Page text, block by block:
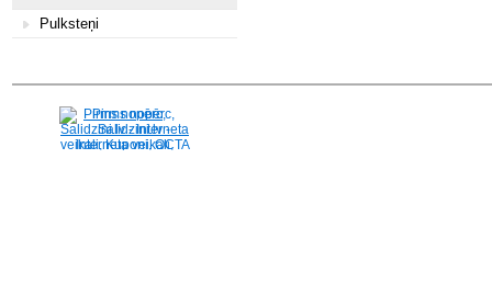
Pulksteņi
Pirms nopērc,
Salidzini.lv - Interneta
veikali, Kuponi, OCTA